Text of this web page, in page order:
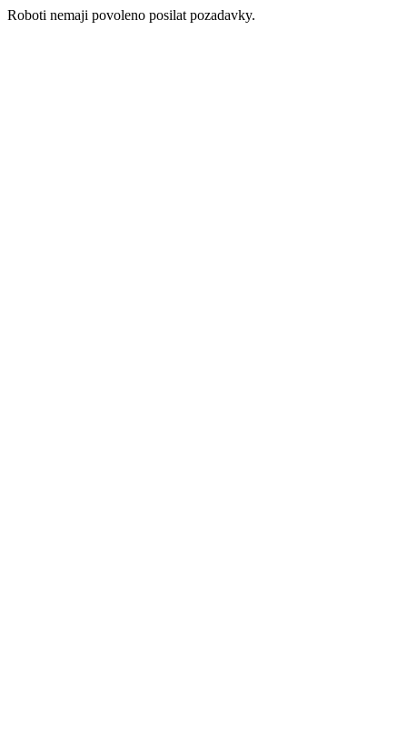
Roboti nemaji povoleno posilat pozadavky.